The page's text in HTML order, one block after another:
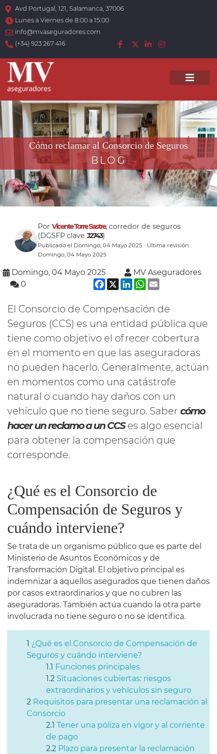
Avd Portugal, 121, Salamanca, 37006
Lunes a Viernes de 8:00 a 15:00
info@mvaseguradores.com
(+34) 923 267 416
Cómo reclamar al Consorcio de Seguros
BLOG
Por Vicente Torre Sastre, corredor de seguros
(DGSFP clave J2743)
Publicado el Domingo, 04 Mayo 2025 · Última revisión:
Domingo, 04 Mayo 2025
Domingo, 04 Mayo 2025
MV Aseguradores
0
Facebook
X LinkedInWhatsApp
El Consorcio de Compensación de
Seguros (CCS) es una entidad pública que
tiene como objetivo el ofrecer cobertura
en el momento en que las aseguradoras
no pueden hacerlo. Generalmente, actúan
en momentos como una catástrofe
natural o cuando hay daños con un
vehículo que no tiene seguro. Saber cómo
hacer un reclamo a un CCSes algo esencial
para obtener la compensación que
corresponde.
¿Qué es el Consorcio de
Compensación de Seguros y
cuándo interviene?
Se trata de un organismo público que es parte del
Ministerio de Asuntos Económicos y de
Transformación Digital. El objetivo principal es
indemnizar a aquellos asegurados que tienen daños
por casos extraordinarios y que no cubren las
aseguradoras. También actúa cuando la otra parte
involucrada no tiene seguro o no se identifica.
¿Qué es el Consorcio de Compensación de
Seguros y cuándo interviene?
Funciones principales
Situaciones cubiertas: riesgos
extraordinarios y vehículos sin seguro
Requisitos para presentar una reclamación al
Consorcio
Tener una póliza en vigor y al corriente
de pago
Plazo para presentar la reclamación